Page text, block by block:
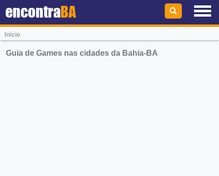
encontraBA
Início
Guia de Games nas cidades da Bahia-BA